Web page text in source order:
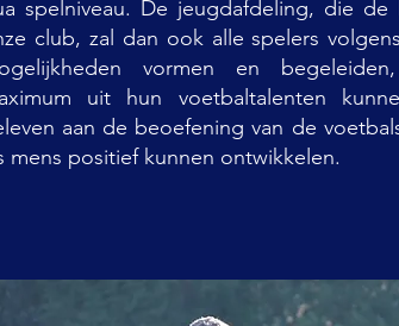
spelniveau. De jeugdafdeling, die de
club, zal dan ook alle spelers
vormen en
uit hun voetbaltalenten
aan de beoefening van de
mens positief kunnen ontwikkelen.